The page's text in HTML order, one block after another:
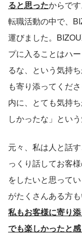
ると思ったからです
転職活動の中で、
運びました。
プに入ることはハ
るな、という気持
も寄り添ってくだ
内に、とても気持
しかったな」とい
元々、私は人と話
っくり話してお客
をしたいと思って
がたくさんある方
私もお客様に寄り
でも楽しかったと